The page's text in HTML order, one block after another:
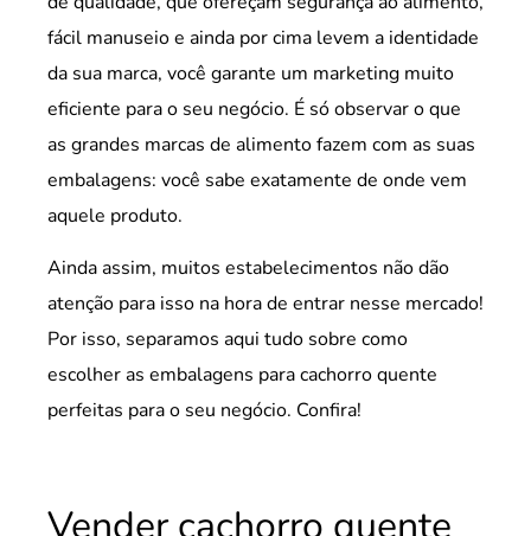
fácil manuseio e ainda por cima levem a identidade
da sua marca, você garante um marketing muito
eficiente para o seu negócio. É só observar o que
as grandes marcas de alimento fazem com as suas
embalagens: você sabe exatamente de onde vem
aquele produto.
Ainda assim, muitos estabelecimentos não dão
atenção para isso na hora de entrar nesse mercado!
Por isso, separamos aqui tudo sobre como
escolher as embalagens para cachorro quente
perfeitas para o seu negócio. Confira!